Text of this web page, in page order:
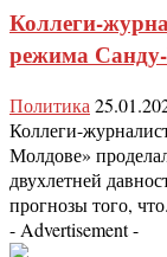
Коллеги-
режима
Политика
Коллеги-
Молдове»
двухлетней
прогнозы того,
- Advertisement -